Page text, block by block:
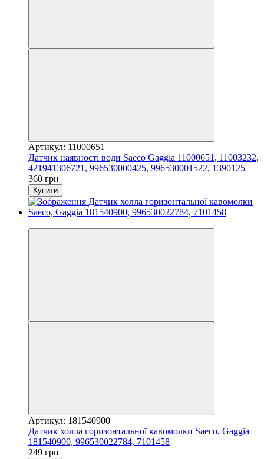
Артикул: 11000651
Датчик наявності води Saeco Gaggia 11000651, 11003232,
421941306721, 996530000425, 996530001522, 1390125
360 грн
Купити
Артикул: 181540900
Датчик холла горизонтальної кавомолки Saeco, Gaggia
181540900, 996530022784, 7101458
249 грн